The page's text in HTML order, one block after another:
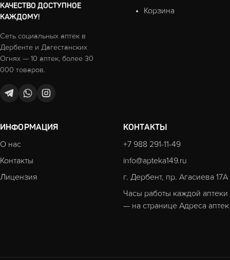
КАЧЕСТВО ДОСТУПНОЕ
КАЖДОМУ!
Сеть социальных аптек в
Дербенте и Дагестанских
Огнях — 10 аптек, более 30
000 товаров.
Корзина
ИНФОРМАЦИЯ
О нас
Контакты
Лицензия
КОНТАКТЫ
+7 988 291-11-49
info@apteka149.ru
г. Дербент, пр. Агасиева 17А
Часы работы каждой аптеки
— на странице Адреса аптек